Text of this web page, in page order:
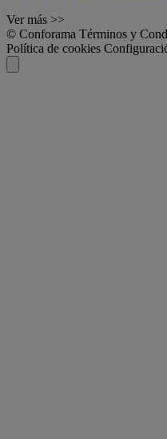
Ver más >>
© Conforama Términos y
Política de cookies